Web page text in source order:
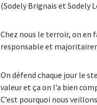
(Sodely Brignais et Sodely
Chez nous le terroir, on en
responsable et
On défend chaque jour le
valeur et ça on l’a bien
C’est pourquoi nous